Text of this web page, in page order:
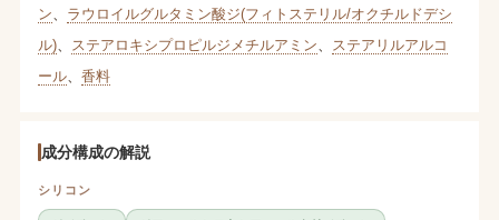
ン
ラウロイルグルタミン酸ジ(フィトステリル/オクチルドデシ
ル)、 ステアロキシプロピルジメチルアミン
ステアリルアルコ
ール、 香料
成分構成の解説
シリコン